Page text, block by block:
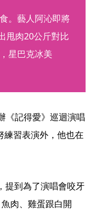
。藝人阿沁即將
甩肉20公斤對比
星巴克冰美
《記得愛》巡迴演唱
練習表演外，他也在
提到為了演唱會咬牙
肉、雞蛋跟白開